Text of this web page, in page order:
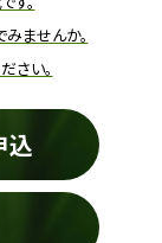
ませんか。
さい。
込